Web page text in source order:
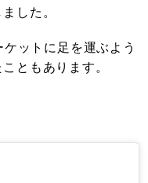
した。
ットに足を運ぶよう
ともあります。